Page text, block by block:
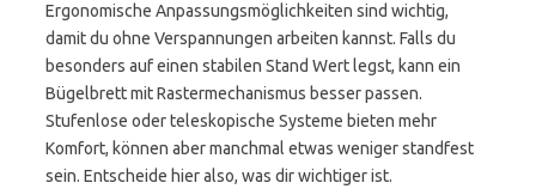
Ergonomische Anpassungsmöglichkeiten sind wichtig,
damit du ohne Verspannungen arbeiten kannst. Falls du
besonders auf einen stabilen Stand Wert legst, kann ein
Bügelbrett mit Rastermechanismus besser passen.
Stufenlose oder teleskopische Systeme bieten mehr
Komfort, können aber manchmal etwas weniger standfest
sein. Entscheide hier also, was dir wichtiger ist.